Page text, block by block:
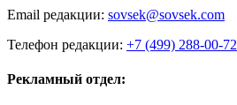
Email редакции: sovsek@sovsek.com
Телефон редакции: +7 (499) 288-00-72
Рекламный отдел: